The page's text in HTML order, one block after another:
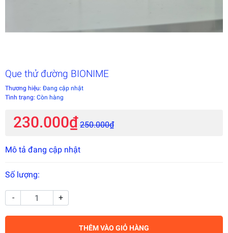
Que thử đường BIONIME
Thương hiệu: Đang cập nhật
Tình trạng: Còn hàng
230.000₫ 250.000₫
Mô tả đang cập nhật
Số lượng:
- +
THÊM VÀO GIỎ HÀNG